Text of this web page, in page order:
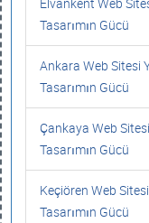
Tasarımın Gücü
Ankara Web Sitesi
Tasarımın Gücü
Çankaya Web
Tasarımın Gücü
Keçiören Web
Tasarımın Gücü